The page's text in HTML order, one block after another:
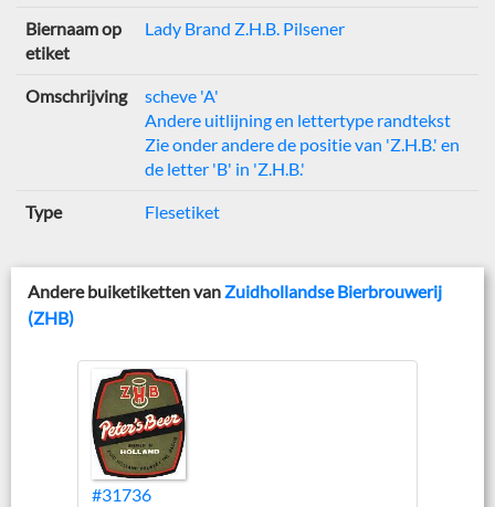
Biernaam op
etiket
Lady Brand Z.H.B. Pilsener
Omschrijving
scheve 'A'
Andere uitlijning en lettertype randtekst
Zie onder andere de positie van 'Z.H.B.' en
de letter 'B' in 'Z.H.B.'
Type Flesetiket
Andere buiketiketten vanZuidhollandse Bierbrouwerij
(ZHB)
#31736